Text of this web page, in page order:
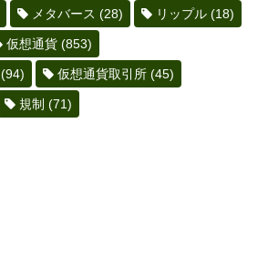
メタバース (28) リップル (18)
仮想通貨 (853)
(94) 仮想通貨取引所 (45)
規制 (71)